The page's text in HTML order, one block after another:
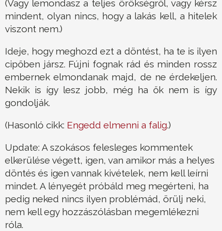
(Vagy lemondasz a teljes örökségről, vagy kérsz
mindent, olyan nincs, hogy a lakás kell, a hitelek
viszont nem.)
Ideje, hogy meghozd ezt a döntést, ha te is ilyen
cipőben jársz. Fújni fognak rád és minden rossz
embernek elmondanak majd, de ne érdekeljen.
Nekik is így lesz jobb, még ha ők nem is így
gondolják.
(Hasonló cikk: Engedd elmenni a falig.)
Update: A szokásos felesleges kommentek
elkerülése végett, igen, van amikor más a helyes
döntés és igen vannak kivételek, nem kell leírni
mindet. A lényegét próbáld meg megérteni, ha
pedig neked nincs ilyen problémád, örülj neki,
nem kell egy hozzászólásban megemlékezni
róla.